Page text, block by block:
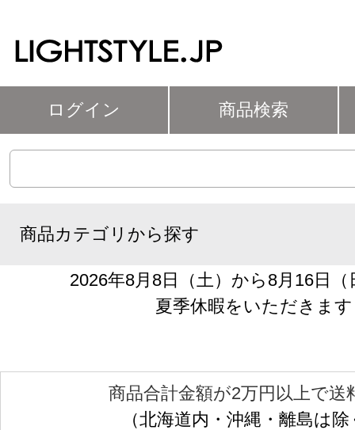
ログイン 商品検索
商品カテゴリから探す
2026年8月8日（土）から8月16日
夏季休暇をいただきます
商品合計金額が2万円以上で送
（北海道内・沖縄・離島は